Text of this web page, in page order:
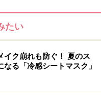
の裏技的使い方
プー
てほしい！
たい
イク崩れも防ぐ！ 夏のス
る「冷感シートマスク」